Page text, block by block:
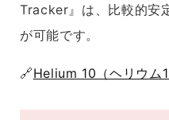
Tracker』は、比較的安
が可能です。
🔗Helium 10（ヘリウム